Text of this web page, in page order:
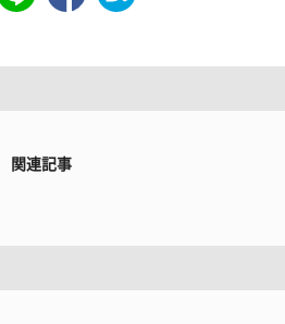
関連記事